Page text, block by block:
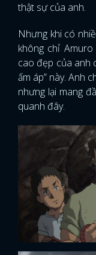
thật sự của anh.
Nhưng khi có
không chỉ
cao đẹp của anh
ấm áp” này. Anh
nhưng lại mang
quanh đây.